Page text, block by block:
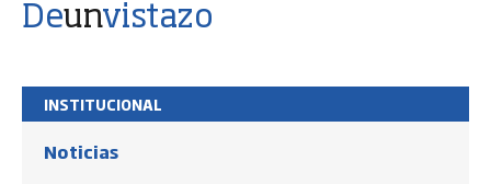
Deunvistazo
INSTITUCIONAL
Noticias